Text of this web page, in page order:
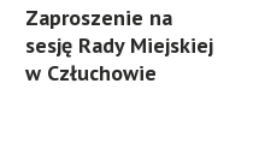
Zaproszenie na
sesję Rady Miejskiej
w Człuchowie